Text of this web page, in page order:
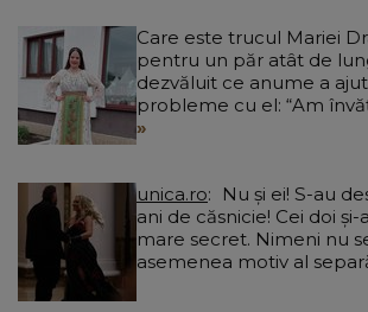
Care este trucul Mariei
pentru un păr atât de
dezvăluit ce anume a
probleme cu el: “Am
unica.ro
ani de căsnicie! Cei doi și-
mare secret. Nimeni nu
asemenea motiv al